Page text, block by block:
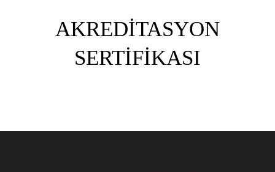
AKREDİTASYON
SERTİFİKASI